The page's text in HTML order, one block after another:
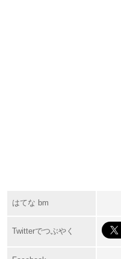
はてな bm
Twitterでつぶやく